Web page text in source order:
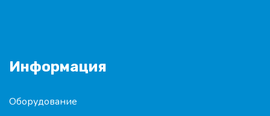
Информация
Оборудование